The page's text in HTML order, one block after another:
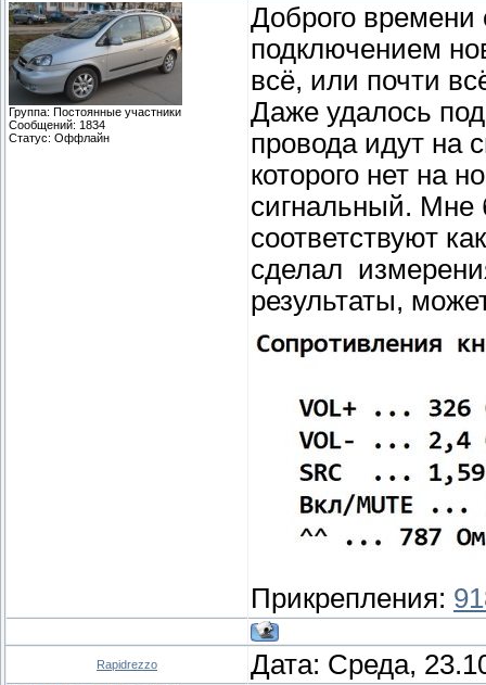
Группа: Постоянные участники
Сообщений: 1834
Статус: Оффлайн
Доброго времени
подключением
всё, или почти
Даже удалось
провода идут на
которого нет на
сигнальный. Мне
соответствуют
сделал
результаты,
Прикрепления:
Rapidrezzo Дата: Среда,